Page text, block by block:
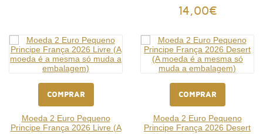
14,00€
COMPRAR
Moeda 2 Euro Pequeno
Principe França 2026 Livre (A
COMPRAR
Moeda 2 Euro Pequeno
Principe França 2026 Desert